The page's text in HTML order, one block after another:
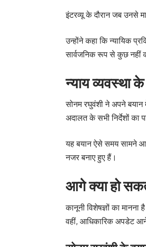
इंटरव्यू के दौरान जब उनसे
उन्होंने कहा कि न्यायिक
सार्वजनिक रूप से कुछ नहीं
न्याय व्यवस्था
सोनम रघुवंशी ने अपने बयान
अदालत के सभी निर्देशों का
यह बयान ऐसे समय सामने
नजर बनाए हुए हैं।
आगे क्या हो
कानूनी विशेषज्ञों का
वहीं, आधिकारिक अपडेट